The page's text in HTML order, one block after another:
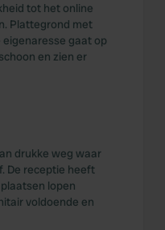
tot het online
Plattegrond met
gaat op
en zien er
drukke weg waar
De receptie heeft
lopen
voldoende en